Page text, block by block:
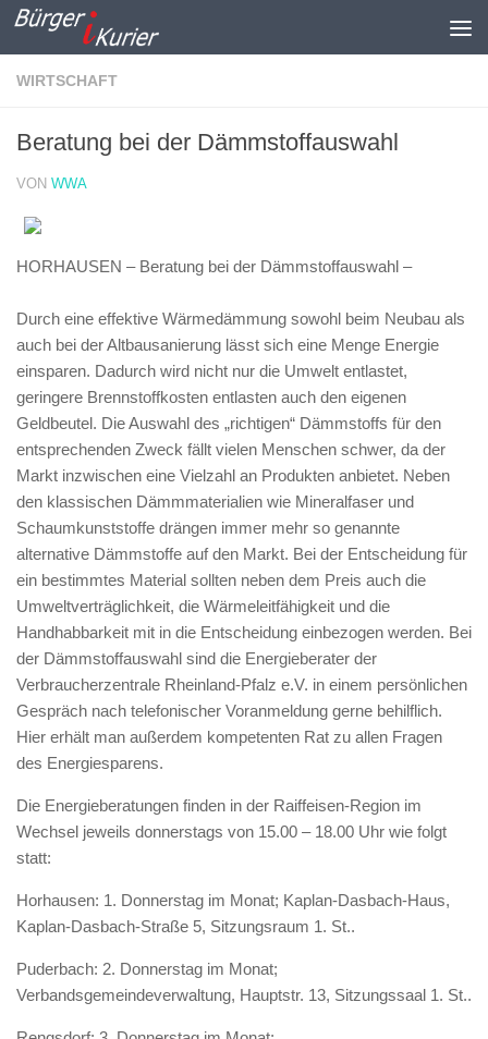
Zum Inhalt springen
WIRTSCHAFT
Beratung bei der Dämmstoffauswahl
VON WWA
HORHAUSEN – Beratung bei der Dämmstoffauswahl –
Durch eine effektive Wärmedämmung sowohl beim Neubau als
auch bei der Altbausanierung lässt sich eine Menge Energie
einsparen. Dadurch wird nicht nur die Umwelt entlastet,
geringere Brennstoffkosten entlasten auch den eigenen
Geldbeutel. Die Auswahl des „richtigen“ Dämmstoffs für den
entsprechenden Zweck fällt vielen Menschen schwer, da der
Markt inzwischen eine Vielzahl an Produkten anbietet. Neben
den klassischen Dämmmaterialien wie Mineralfaser und
Schaumkunststoffe drängen immer mehr so genannte
alternative Dämmstoffe auf den Markt. Bei der Entscheidung für
ein bestimmtes Material sollten neben dem Preis auch die
Umweltverträglichkeit, die Wärmeleitfähigkeit und die
Handhabbarkeit mit in die Entscheidung einbezogen werden. Bei
der Dämmstoffauswahl sind die Energieberater der
Verbraucherzentrale Rheinland-Pfalz e.V. in einem persönlichen
Gespräch nach telefonischer Voranmeldung gerne behilflich.
Hier erhält man außerdem kompetenten Rat zu allen Fragen
des Energiesparens.
Die Energieberatungen finden in der Raiffeisen-Region im
Wechsel jeweils donnerstags von 15.00 – 18.00 Uhr wie folgt
statt:
Horhausen: 1. Donnerstag im Monat; Kaplan-Dasbach-Haus,
Kaplan-Dasbach-Straße 5, Sitzungsraum 1. St..
Puderbach: 2. Donnerstag im Monat;
Verbandsgemeindeverwaltung, Hauptstr. 13, Sitzungssaal 1. St..